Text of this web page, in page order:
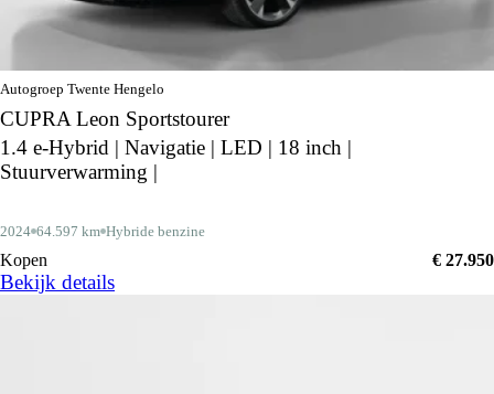
Autogroep Twente Hengelo
CUPRA Leon Sportstourer
1.4 e-Hybrid | Navigatie | LED | 18 inch |
Stuurverwarming |
2024 64.597 km Hybride benzine
Kopen € 27.950
Bekijk details